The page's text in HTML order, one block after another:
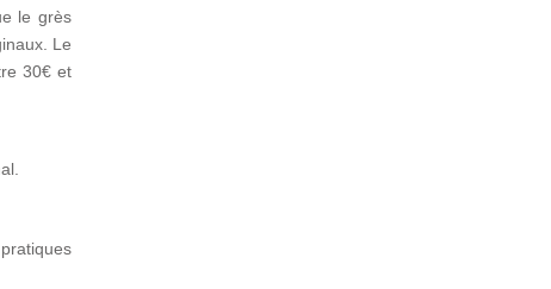
le grès
Le
30€ et